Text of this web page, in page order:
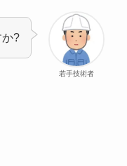
若手技術者
か?